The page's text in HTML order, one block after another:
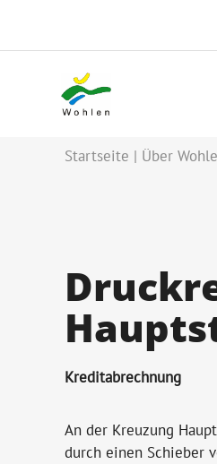
Startseite Über
Kreditabrechnung
An der Kreuzung
durch einen Schieber